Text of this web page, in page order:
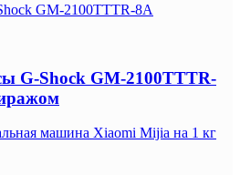
GM-2100TTTR-8A
G-Shock GM-2100TTTR-
машина Xiaomi Mijia на 1 кг